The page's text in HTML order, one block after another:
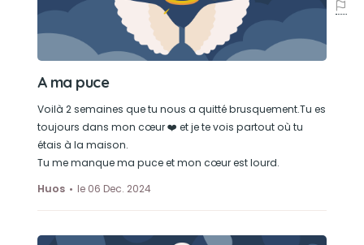
A ma puce
Voilà 2 semaines que tu nous a quitté brusquement.Tu es
toujours dans mon cœur ❤️ et je te vois partout où tu
étais à la maison.
Tu me manque ma puce et mon cœur est lourd.
Huos
le 06 Dec. 2024